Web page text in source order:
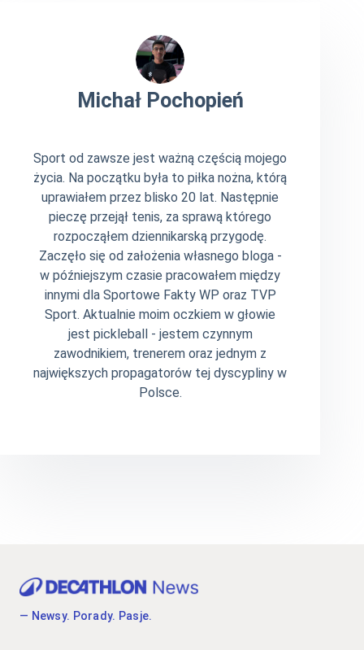
Michał Pochopień
Sport od zawsze jest ważną częścią mojego
życia. Na początku była to piłka nożna, którą
uprawiałem przez blisko 20 lat. Następnie
pieczę przejął tenis, za sprawą którego
rozpocząłem dziennikarską przygodę.
Zaczęło się od założenia własnego bloga -
w późniejszym czasie pracowałem między
innymi dla Sportowe Fakty WP oraz TVP
Sport. Aktualnie moim oczkiem w głowie
jest pickleball - jestem czynnym
zawodnikiem, trenerem oraz jednym z
największych propagatorów tej dyscypliny w
Polsce.
— Newsy. Porady. Pasje.